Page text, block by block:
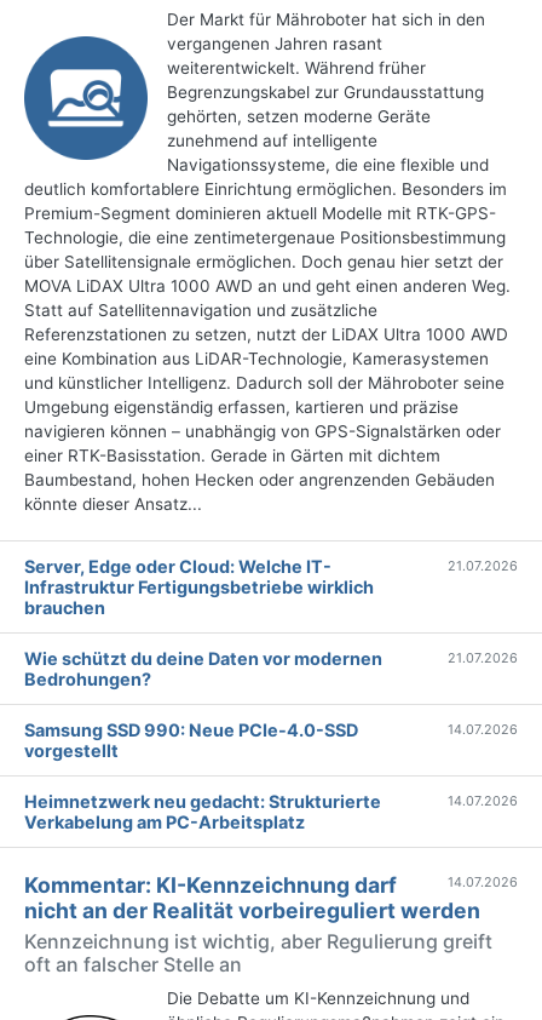
Der Markt für Mähroboter hat sich in den
vergangenen Jahren rasant
weiterentwickelt. Während früher
Begrenzungskabel zur Grundausstattung
gehörten, setzen moderne Geräte
zunehmend auf intelligente
Navigationssysteme, die eine flexible und
deutlich komfortablere Einrichtung ermöglichen. Besonders im
Premium-Segment dominieren aktuell Modelle mit RTK-GPS-
Technologie, die eine zentimetergenaue Positionsbestimmung
über Satellitensignale ermöglichen. Doch genau hier setzt der
MOVA LiDAX Ultra 1000 AWD an und geht einen anderen Weg.
Statt auf Satellitennavigation und zusätzliche
Referenzstationen zu setzen, nutzt der LiDAX Ultra 1000 AWD
eine Kombination aus LiDAR-Technologie, Kamerasystemen
und künstlicher Intelligenz. Dadurch soll der Mähroboter seine
Umgebung eigenständig erfassen, kartieren und präzise
navigieren können – unabhängig von GPS-Signalstärken oder
einer RTK-Basisstation. Gerade in Gärten mit dichtem
Baumbestand, hohen Hecken oder angrenzenden Gebäuden
könnte dieser Ansatz...
Server, Edge oder Cloud: Welche IT-
Infrastruktur Fertigungsbetriebe wirklich
brauchen
21.07.2026
Wie schützt du deine Daten vor modernen
Bedrohungen?
21.07.2026
Samsung SSD 990: Neue PCIe-4.0-SSD
vorgestellt
14.07.2026
Heimnetzwerk neu gedacht: Strukturierte
Verkabelung am PC-Arbeitsplatz
14.07.2026
14.07.2026
Kommentar: KI-Kennzeichnung darf
nicht an der Realität vorbeireguliert werden
Kennzeichnung ist wichtig, aber Regulierung greift
oft an falscher Stelle an
Die Debatte um KI-Kennzeichnung und